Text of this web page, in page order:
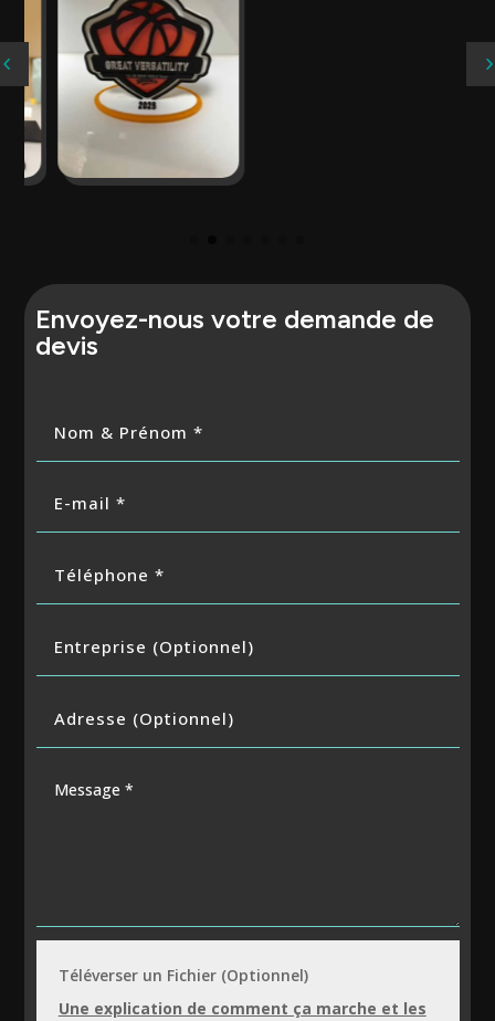
Envoyez-nous votre demande de
devis
Téléverser un Fichier (Optionnel)
Une explication de comment ça marche et les